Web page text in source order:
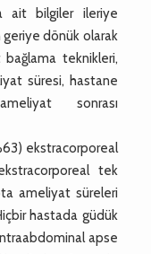
ait bilgiler ileriye
geriye dönük olarak
teknikleri,
süresi, hastane
sonrası
ekstracorporeal
tek
ameliyat süreleri
hastada güdük
apse